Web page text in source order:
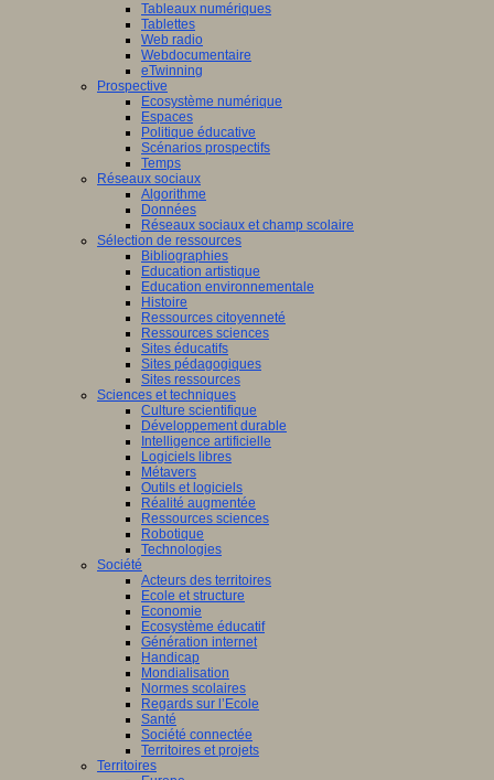
Tableaux numériques
Tablettes
Web radio
Webdocumentaire
eTwinning
Prospective
Ecosystème numérique
Espaces
Politique éducative
Scénarios prospectifs
Temps
Réseaux sociaux
Algorithme
Données
Réseaux sociaux et champ scolaire
Sélection de ressources
Bibliographies
Education artistique
Education environnementale
Histoire
Ressources citoyenneté
Ressources sciences
Sites éducatifs
Sites pédagogiques
Sites ressources
Sciences et techniques
Culture scientifique
Développement durable
Intelligence artificielle
Logiciels libres
Métavers
Outils et logiciels
Réalité augmentée
Ressources sciences
Robotique
Technologies
Société
Acteurs des territoires
Ecole et structure
Economie
Ecosystème éducatif
Génération internet
Handicap
Mondialisation
Normes scolaires
Regards sur l’Ecole
Santé
Société connectée
Territoires et projets
Territoires